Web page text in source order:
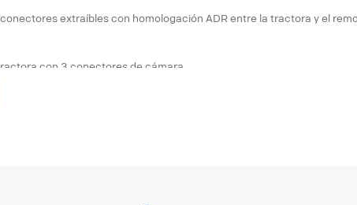
extraíbles con homologación ADR entre la tractora y el
con 3 conectores de cámara
E